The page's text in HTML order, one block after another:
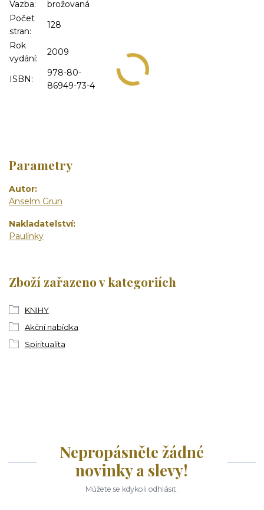
Vazba:
brožovaná
Počet
stran:
128
Rok
vydání:
2009
ISBN:
978-80-
86949-73-4
Parametry
Autor
Anselm Grün
Nakladatelství
Paulínky
Zboží zařazeno v kategoriích
KNIHY
Akční nabídka
Spiritualita
Nepropásněte žádné
novinky a slevy!
Můžete se kdykoli odhlásit.